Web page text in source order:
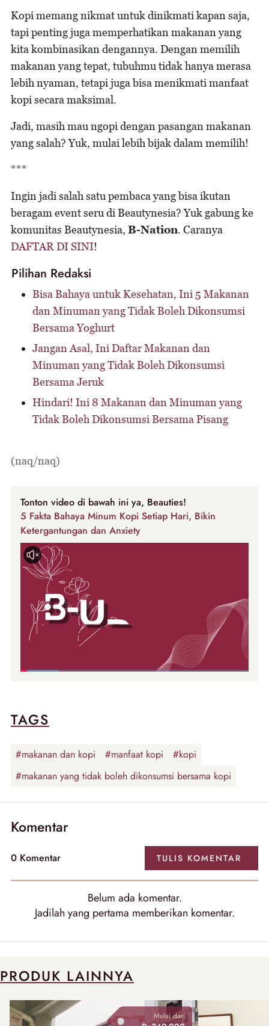
Kopi memang nikmat untuk dinikmati kapan saja,
tapi penting juga memperhatikan makanan yang
kita kombinasikan dengannya. Dengan memilih
makanan yang tepat, tubuhmu tidak hanya merasa
lebih nyaman, tetapi juga bisa menikmati manfaat
kopi secara maksimal.
Jadi, masih mau ngopi dengan pasangan makanan
yang salah? Yuk, mulai lebih bijak dalam memilih!
***
Ingin jadi salah satu pembaca yang bisa ikutan
beragam event seru di Beautynesia? Yuk gabung ke
komunitas Beautynesia, B-Nation. Caranya
DAFTAR DI SINI!
Pilihan Redaksi
Bisa Bahaya untuk Kesehatan, Ini 5 Makanan
dan Minuman yang Tidak Boleh Dikonsumsi
Bersama Yoghurt
Jangan Asal, Ini Daftar Makanan dan
Minuman yang Tidak Boleh Dikonsumsi
Bersama Jeruk
Hindari! Ini 8 Makanan dan Minuman yang
Tidak Boleh Dikonsumsi Bersama Pisang
(naq/naq)
Tonton video di bawah ini ya, Beauties!
5 Fakta Bahaya Minum Kopi Setiap Hari, Bikin
Ketergantungan dan Anxiety
TAGS
#makanan dan kopi #manfaat kopi
#kopi
#makanan yang tidak boleh dikonsumsi bersama kopi
Komentar
0 Komentar TULIS KOMENTAR
Belum ada komentar.
Jadilah yang pertama memberikan komentar.
PRODUK LAINNYA
Mulai dari